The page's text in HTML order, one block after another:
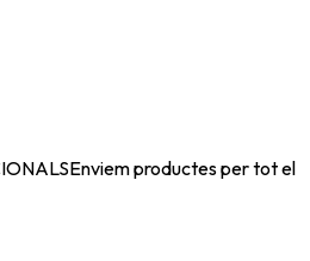
Enviem productes per tot el